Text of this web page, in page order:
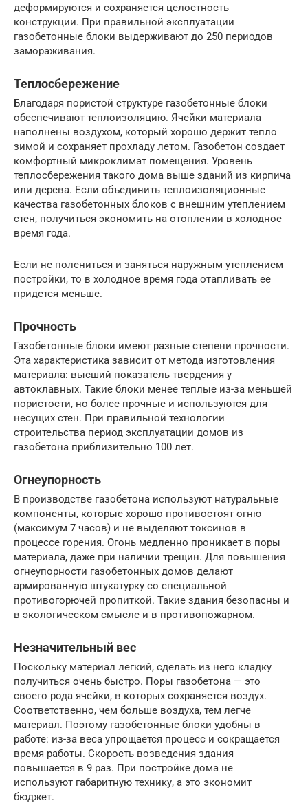
деформируются и сохраняется целостность
конструкции. При правильной эксплуатации
газобетонные блоки выдерживают до 250 периодов
замораживания.
Теплосбережение
Благодаря пористой структуре газобетонные блоки
обеспечивают теплоизоляцию. Ячейки материала
наполнены воздухом, который хорошо держит тепло
зимой и сохраняет прохладу летом. Газобетон создает
комфортный микроклимат помещения. Уровень
теплосбережения такого дома выше зданий из кирпича
или дерева. Если объединить теплоизоляционные
качества газобетонных блоков с внешним утеплением
стен, получиться экономить на отоплении в холодное
время года.
Если не полениться и заняться наружным утеплением
постройки, то в холодное время года отапливать ее
придется меньше.
Прочность
Газобетонные блоки имеют разные степени прочности.
Эта характеристика зависит от метода изготовления
материала: высший показатель твердения у
автоклавных. Такие блоки менее теплые из-за меньшей
пористости, но более прочные и используются для
несущих стен. При правильной технологии
строительства период эксплуатации домов из
газобетона приблизительно 100 лет.
Огнеупорность
В производстве газобетона используют натуральные
компоненты, которые хорошо противостоят огню
(максимум 7 часов) и не выделяют токсинов в
процессе горения. Огонь медленно проникает в поры
материала, даже при наличии трещин. Для повышения
огнеупорности газобетонных домов делают
армированную штукатурку со специальной
противогорючей пропиткой. Такие здания безопасны и
в экологическом смысле и в противопожарном.
Незначительный вес
Поскольку материал легкий, сделать из него кладку
получиться очень быстро. Поры газобетона — это
своего рода ячейки, в которых сохраняется воздух.
Соответственно, чем больше воздуха, тем легче
материал. Поэтому газобетонные блоки удобны в
работе: из-за веса упрощается процесс и сокращается
время работы. Скорость возведения здания
повышается в 9 раз. При постройке дома не
используют габаритную технику, а это экономит
бюджет.